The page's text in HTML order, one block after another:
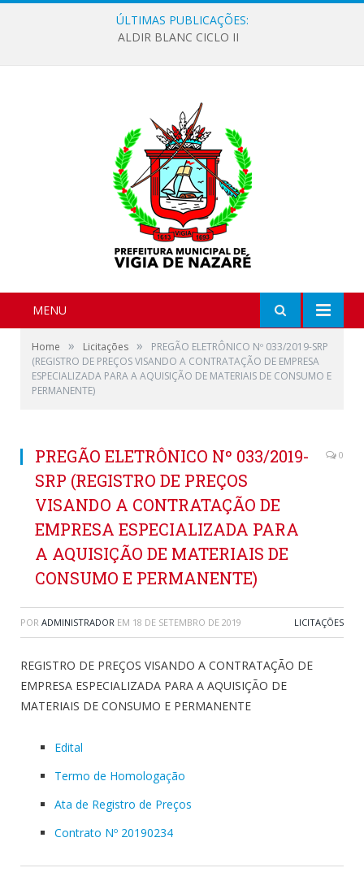
ÚLTIMAS PUBLICAÇÕES:
ALDIR BLANC CICLO II
MENU
Home » Licitações »
PREGÃO ELETRÔNICO Nº 033/2019-SRP
(REGISTRO DE PREÇOS VISANDO A CONTRATAÇÃO DE EMPRESA
ESPECIALIZADA PARA A AQUISIÇÃO DE MATERIAIS DE CONSUMO E
PERMANENTE)
PREGÃO ELETRÔNICO Nº 033/2019-
SRP (REGISTRO DE PREÇOS
VISANDO A CONTRATAÇÃO DE
EMPRESA ESPECIALIZADA PARA
A AQUISIÇÃO DE MATERIAIS DE
CONSUMO E PERMANENTE)
0
POR ADMINISTRADOR EM 18 DE SETEMBRO DE 2019 LICITAÇÕES
REGISTRO DE PREÇOS VISANDO A CONTRATAÇÃO DE
EMPRESA ESPECIALIZADA PARA A AQUISIÇÃO DE
MATERIAIS DE CONSUMO E PERMANENTE
Edital
Termo de Homologação
Ata de Registro de Preços
Contrato Nº 20190234